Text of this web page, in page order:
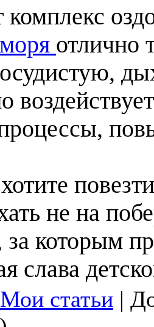
комплекс
отлично
не на
которым
слава
Мои статьи |